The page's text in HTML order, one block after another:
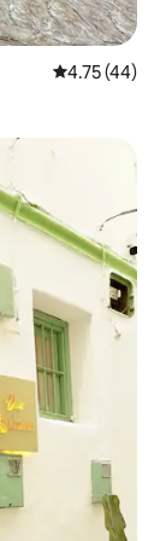
5 ರಲ್ಲಿ 4.75
4.75 (44)